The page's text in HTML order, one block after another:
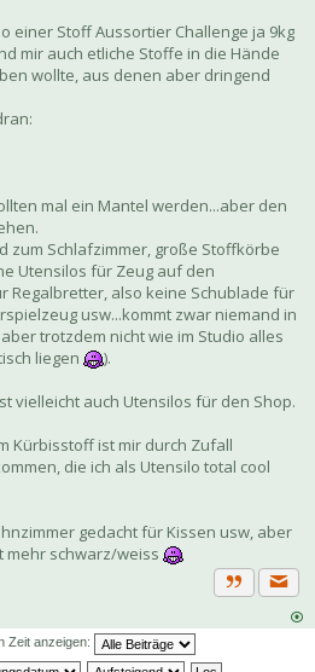
einer Stoff Aussortier Challenge ja 9kg
mir auch etliche Stoffe in die Hände
wollte, aus denen aber dringend
mal ein Mantel werden...aber den
zum Schlafzimmer, große Stoffkörbe
Utensilos für Zeug auf den
Regalbretter, also keine Schublade für
usw...kommt zwar niemand in
trotzdem nicht wie im Studio alles
liegen
).
vielleicht auch Utensilos für den Shop.
Kürbisstoff ist mir durch Zufall
die ich als Utensilo total cool
gedacht für Kissen usw, aber
mehr schwarz/weiss
Zitat
Zeit anzeigen: